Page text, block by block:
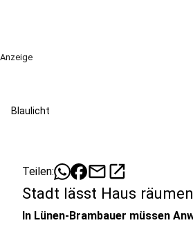
Anzeige
Blaulicht
Teilen: mailopen_in_new
Stadt lässt Haus räumen
In Lünen-Brambauer müssen